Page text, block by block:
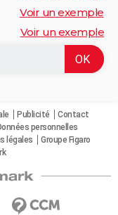
Voir un exemple
Voir un exemple
Publicité
Contact
personnelles
légales
Groupe Figaro